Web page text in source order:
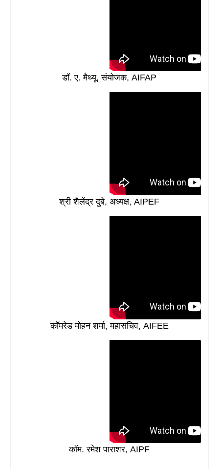
डॉ. ए. मैथ्यू, संयोजक, AIFAP
श्री शैलेंद्र दुबे, अध्यक्ष, AIPEF
कॉमरेड मोहन शर्मा, महासचिव, AIFEE
कॉम. रमेश पाराशर, AIPF